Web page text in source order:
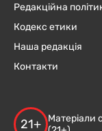
Редакційна
Кодекс етики
Наша редакція
Контакти
21+
Матеріали